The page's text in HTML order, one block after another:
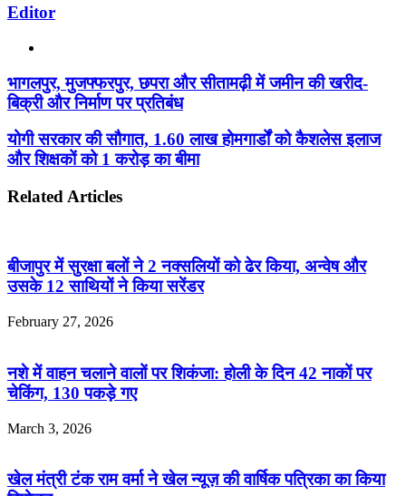
Editor
भागलपुर, मुजफ्फरपुर, छपरा और सीतामढ़ी में जमीन की खरीद-
बिक्री और निर्माण पर प्रतिबंध
योगी सरकार की सौगात, 1.60 लाख होमगार्डों को कैशलेस इलाज
और शिक्षकों को 1 करोड़ का बीमा
Related Articles
बीजापुर में सुरक्षा बलों ने 2 नक्सलियों को ढेर किया, अन्वेष और
उसके 12 साथियों ने किया सरेंडर
February 27, 2026
नशे में वाहन चलाने वालों पर शिकंजा: होली के दिन 42 नाकों पर
चेकिंग, 130 पकड़े गए
March 3, 2026
खेल मंत्री टंक राम वर्मा ने खेल न्यूज़ की वार्षिक पत्रिका का किया